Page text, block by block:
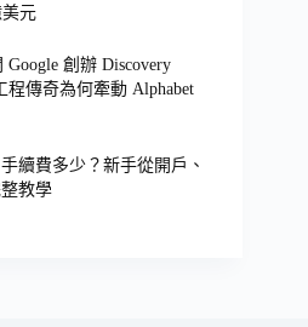
元
Google 創辦 Discovery
程傳奇為何牽動 Alphabet
續費多少？新手從開戶、
教學